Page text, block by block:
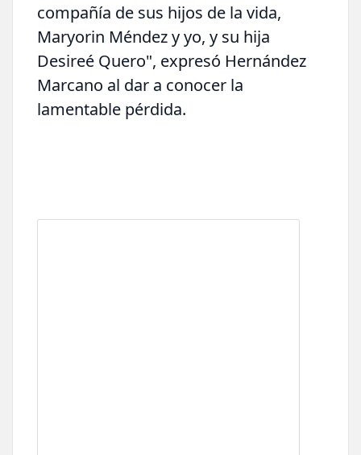
compañía de sus hijos de la vida,
Maryorin Méndez y yo, y su hija
Desireé Quero", expresó Hernández
Marcano al dar a conocer la
lamentable pérdida.